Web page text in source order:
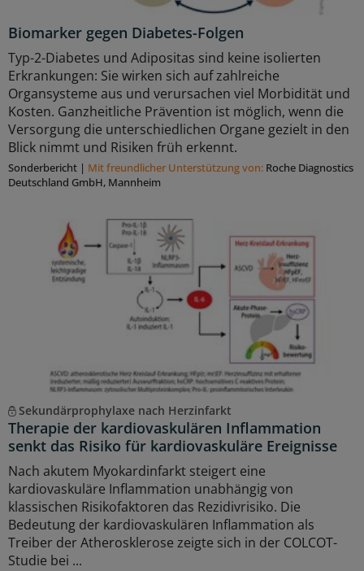
Biomarker gegen Diabetes-Folgen
Typ-2-Diabetes und Adipositas sind keine isolierten
Erkrankungen: Sie wirken sich auf zahlreiche
Organsysteme aus und verursachen viel Morbidität und
Kosten. Ganzheitliche Prävention ist möglich, wenn die
Versorgung die unterschiedlichen Organe gezielt in den
Blick nimmt und Risiken früh erkennt.
Sonderbericht | Mit freundlicher Unterstützung von: Roche Diagnostics
Deutschland GmbH, Mannheim
Sekundärprophylaxe nach Herzinfarkt
Therapie der kardiovaskulären Inflammation
senkt das Risiko für kardiovaskuläre Ereignisse
Nach akutem Myokardinfarkt steigert eine
kardiovaskuläre Inflammation unabhängig von
klassischen Risikofaktoren das Rezidivrisiko. Die
Bedeutung der kardiovaskulären Inflammation als
Treiber der Atherosklerose zeigte sich in der COLCOT-
Studie bei ...